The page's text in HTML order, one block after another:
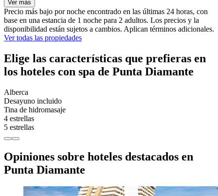
Ver más
Precio más bajo por noche encontrado en las últimas 24 horas, con
base en una estancia de 1 noche para 2 adultos. Los precios y la
disponibilidad están sujetos a cambios. Aplican términos adicionales.
Ver todas las propiedades
Elige las características que prefieras en
los hoteles con spa de Punta Diamante
Alberca
Desayuno incluido
Tina de hidromasaje
4 estrellas
5 estrellas
Opiniones sobre hoteles destacados en
Punta Diamante